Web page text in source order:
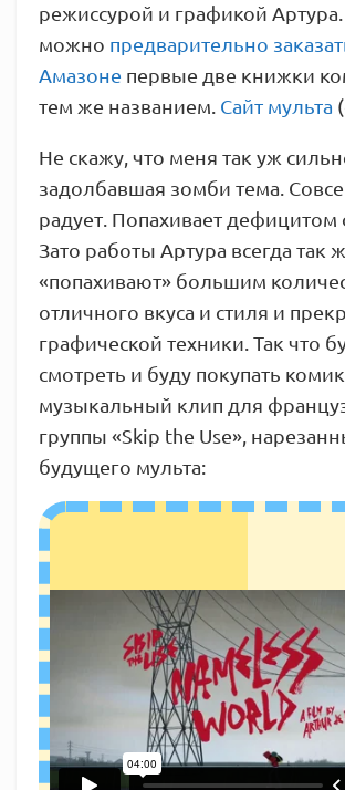
режиссурой и графикой
можно предварительно
Амазоне первые две книжки
тем же названием. Сайт мульта
Не скажу, что меня так уж
задолбавшая зомби тема.
радует. Попахивает дефицитом
Зато работы Артура всегда так
«попахивают» большим
отличного вкуса и стиля и
графической техники. Так что
смотреть и буду покупать
музыкальный клип для
группы «Skip the Use»,
будущего мульта: